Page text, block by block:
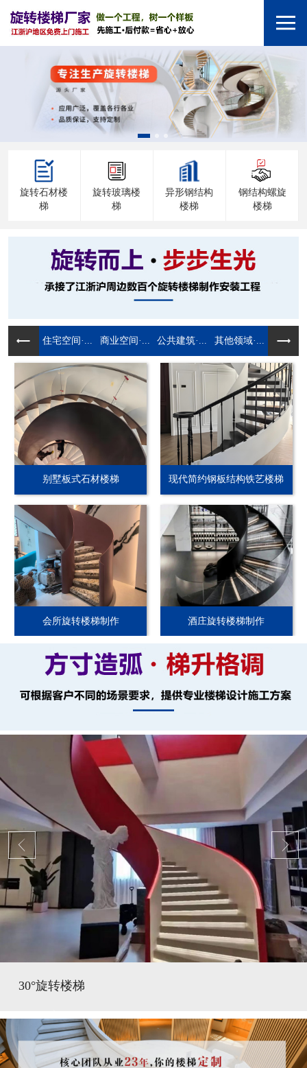
旋转石材楼
梯
旋转玻璃楼
梯
异形钢结构
楼梯
钢结构螺旋
楼梯
住宅空间·... 商业空间·... 公共建筑·... 其他领域·...
别墅板式石材楼梯 现代简约钢板结构铁艺楼梯
会所旋转楼梯制作 酒庄旋转楼梯制作
30°旋转楼梯